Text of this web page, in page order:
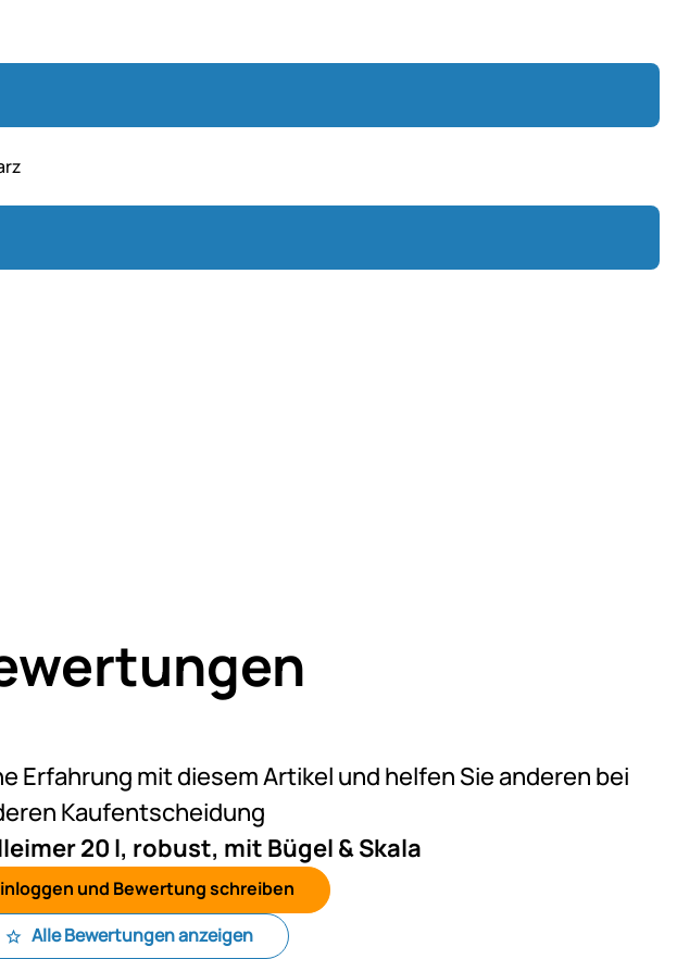
Erfahrung mit diesem Artikel und helfen Sie anderen bei
Kaufentscheidung
20 l, robust, mit Bügel & Skala
und Bewertung schreiben
Alle Bewertungen anzeigen